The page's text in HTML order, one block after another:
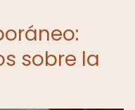
sobre la